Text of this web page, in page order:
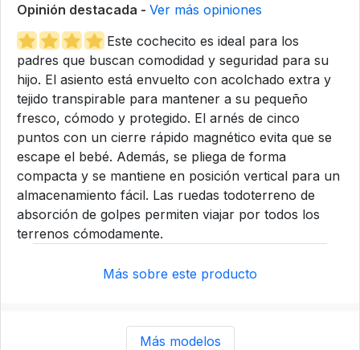
Opinión destacada - Ver más opiniones
Este cochecito es ideal para los
padres que buscan comodidad y seguridad para su
hijo. El asiento está envuelto con acolchado extra y
tejido transpirable para mantener a su pequeño
fresco, cómodo y protegido. El arnés de cinco
puntos con un cierre rápido magnético evita que se
escape el bebé. Además, se pliega de forma
compacta y se mantiene en posición vertical para un
almacenamiento fácil. Las ruedas todoterreno de
absorción de golpes permiten viajar por todos los
terrenos cómodamente.
Más sobre este producto
Más modelos